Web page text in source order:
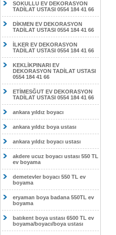
SOKULLU EV DEKORASYON
TADİLAT USTASI 0554 184 41 66
DİKMEN EV DEKORASYON
TADİLAT USTASI 0554 184 41 66
İLKER EV DEKORASYON
TADİLAT USTASI 0554 184 41 66
KEKLİKPINARI EV
DEKORASYON TADİLAT USTASI
0554 184 41 66
ETİMESĞUT EV DEKORASYON
TADİLAT USTASI 0554 184 41 66
ankara yıldız boyacı
ankara yıldız boya ustası
ankara yıldız boyacı ustası
akdere ucuz boyacı ustası 550 TL
ev boyama
demetevler boyacı 550 TL ev
boyama
eryaman boya badana 550TL ev
boyama
batıkent boya ustası 6500 TL ev
boyama/boyacı/boya ustası